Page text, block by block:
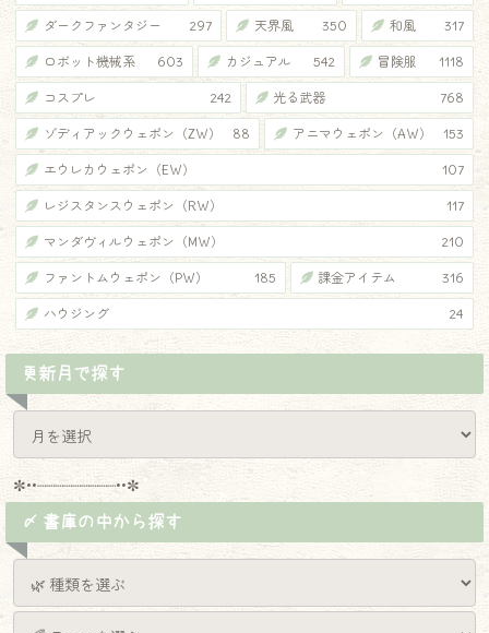
ダークファンタジー 297 天界風 350 和風 317
ロボット機械系 603 カジュアル 542 冒険服 1118
コスプレ 242 光る武器 768
ゾディアックウェポン（ZW） 88 アニマウェポン（AW） 153
エウレカウェポン（EW） 107
レジスタンスウェポン（RW） 117
マンダヴィルウェポン（MW） 210
ファントムウェポン（PW） 185 課金アイテム 316
ハウジング 24
更新月で探す
✼••┈┈┈┈┈┈┈┈┈••✼
〆 書庫の中から探す